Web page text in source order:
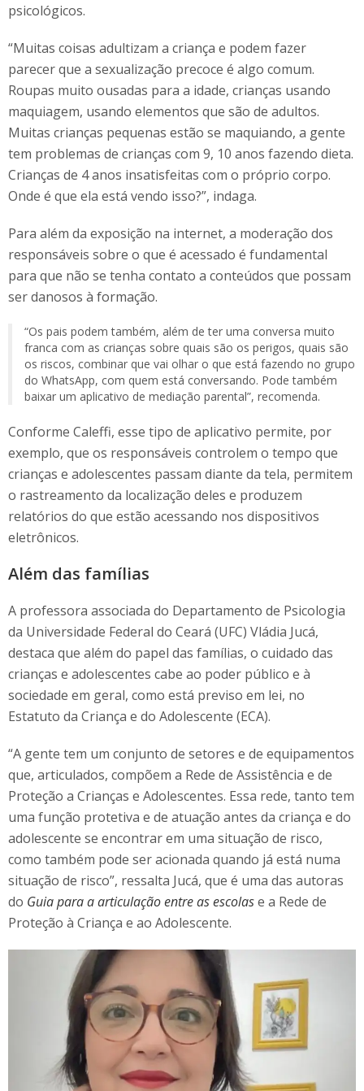
psicológicos.
“Muitas coisas adultizam a criança e podem fazer
parecer que a sexualização precoce é algo comum.
Roupas muito ousadas para a idade, crianças usando
maquiagem, usando elementos que são de adultos.
Muitas crianças pequenas estão se maquiando, a gente
tem problemas de crianças com 9, 10 anos fazendo dieta.
Crianças de 4 anos insatisfeitas com o próprio corpo.
Onde é que ela está vendo isso?”, indaga.
Para além da exposição na internet, a moderação dos
responsáveis sobre o que é acessado é fundamental
para que não se tenha contato a conteúdos que possam
ser danosos à formação.
“Os pais podem também, além de ter uma conversa muito
franca com as crianças sobre quais são os perigos, quais são
os riscos, combinar que vai olhar o que está fazendo no grupo
do WhatsApp, com quem está conversando. Pode também
baixar um aplicativo de mediação parental”, recomenda.
Conforme Caleffi, esse tipo de aplicativo permite, por
exemplo, que os responsáveis controlem o tempo que
crianças e adolescentes passam diante da tela, permitem
o rastreamento da localização deles e produzem
relatórios do que estão acessando nos dispositivos
eletrônicos.
Além das famílias
A professora associada do Departamento de Psicologia
da Universidade Federal do Ceará (UFC) Vládia Jucá,
destaca que além do papel das famílias, o cuidado das
crianças e adolescentes cabe ao poder público e à
sociedade em geral, como está previso em lei, no
Estatuto da Criança e do Adolescente (ECA).
“A gente tem um conjunto de setores e de equipamentos
que, articulados, compõem a Rede de Assistência e de
Proteção a Crianças e Adolescentes. Essa rede, tanto tem
uma função protetiva e de atuação antes da criança e do
adolescente se encontrar em uma situação de risco,
como também pode ser acionada quando já está numa
situação de risco”, ressalta Jucá, que é uma das autoras
do Guia para a articulação entre as escolase a Rede de
Proteção à Criança e ao Adolescente.